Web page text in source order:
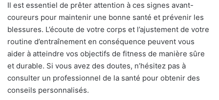
Il est essentiel de prêter attention à ces signes avant-
coureurs pour maintenir une bonne santé et prévenir les
blessures. L’écoute de votre corps et l’ajustement de votre
routine d’entraînement en conséquence peuvent vous
aider à atteindre vos objectifs de fitness de manière sûre
et durable. Si vous avez des doutes, n’hésitez pas à
consulter un professionnel de la santé pour obtenir des
conseils personnalisés.